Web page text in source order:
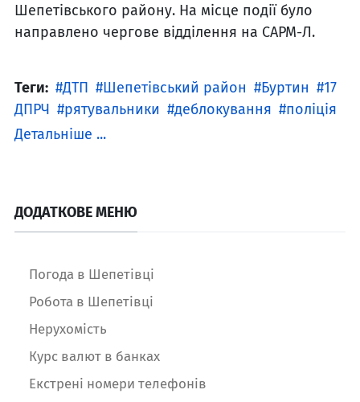
Шепетівського району. На місце події було
направлено чергове відділення на САРМ-Л.
Теги: ДТП Шепетівський район Буртин
17
ДПРЧ
рятувальники деблокування
поліція
Детальніше ...
ДОДАТКОВЕ МЕНЮ
Погода в Шепетівці
Робота в Шепетівці
Нерухомість
Курс валют в банках
Екстрені номери телефонів